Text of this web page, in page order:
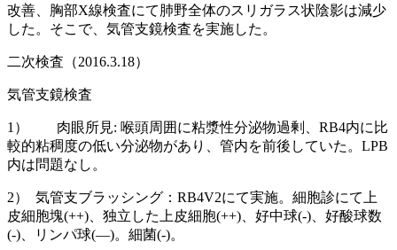
改善、胸部X線検査にて肺野全体のスリガラス状陰影は減少
した。そこで、気管支鏡検査を実施した。
二次検査（2016.3.18）
気管支鏡検査
1） 肉眼所見: 喉頭周囲に粘漿性分泌物過剰、RB4内に比
較的粘稠度の低い分泌物があり、管内を前後していた。LPB
内は問題なし。
2） 気管支ブラッシング：RB4V2にて実施。細胞診にて上
皮細胞塊(++)、独立した上皮細胞(++)、好中球(-)、好酸球数
(-)、リンパ球(—)。細菌(-)。